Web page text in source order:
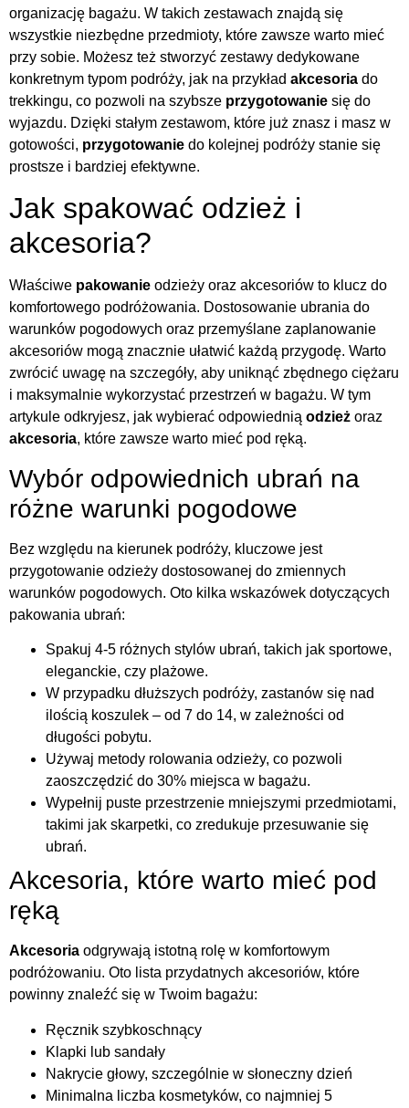
organizację bagażu. W takich zestawach znajdą się
wszystkie niezbędne przedmioty, które zawsze warto mieć
przy sobie. Możesz też stworzyć zestawy dedykowane
konkretnym typom podróży, jak na przykład akcesoria do
trekkingu, co pozwoli na szybsze przygotowanie się do
wyjazdu. Dzięki stałym zestawom, które już znasz i masz w
gotowości, przygotowanie do kolejnej podróży stanie się
prostsze i bardziej efektywne.
Jak spakować odzież i
akcesoria?
Właściwe pakowanie odzieży oraz akcesoriów to klucz do
komfortowego podróżowania. Dostosowanie ubrania do
warunków pogodowych oraz przemyślane zaplanowanie
akcesoriów mogą znacznie ułatwić każdą przygodę. Warto
zwrócić uwagę na szczegóły, aby uniknąć zbędnego ciężaru
i maksymalnie wykorzystać przestrzeń w bagażu. W tym
artykule odkryjesz, jak wybierać odpowiednią odzież oraz
akcesoria, które zawsze warto mieć pod ręką.
Wybór odpowiednich ubrań na
różne warunki pogodowe
Bez względu na kierunek podróży, kluczowe jest
przygotowanie odzieży dostosowanej do zmiennych
warunków pogodowych. Oto kilka wskazówek dotyczących
pakowania ubrań:
Spakuj 4-5 różnych stylów ubrań, takich jak sportowe,
eleganckie, czy plażowe.
W przypadku dłuższych podróży, zastanów się nad
ilością koszulek – od 7 do 14, w zależności od
długości pobytu.
Używaj metody rolowania odzieży, co pozwoli
zaoszczędzić do 30% miejsca w bagażu.
Wypełnij puste przestrzenie mniejszymi przedmiotami,
takimi jak skarpetki, co zredukuje przesuwanie się
ubrań.
Akcesoria, które warto mieć pod
ręką
Akcesoria odgrywają istotną rolę w komfortowym
podróżowaniu. Oto lista przydatnych akcesoriów, które
powinny znaleźć się w Twoim bagażu:
Ręcznik szybkoschnący
Klapki lub sandały
Nakrycie głowy, szczególnie w słoneczny dzień
Minimalna liczba kosmetyków, co najmniej 5